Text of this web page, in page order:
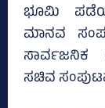
ಭೂಮಿ
ಮಾನವ
ಸಾರ್ವಜನಿಕ
ಸಚಿವ